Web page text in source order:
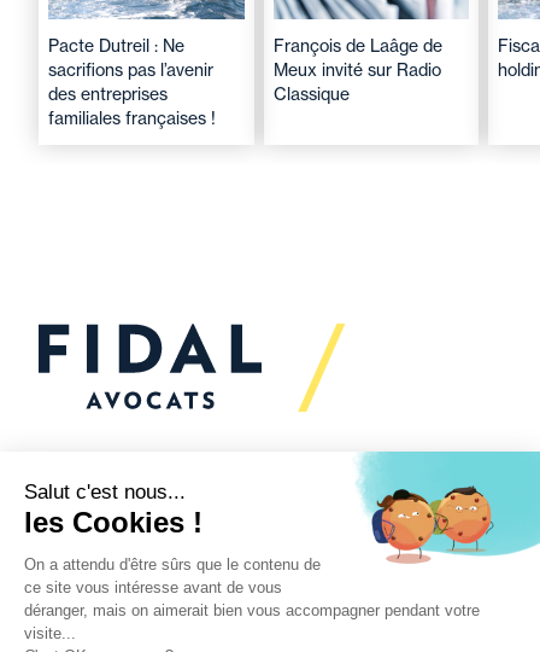
Pacte Dutreil : Ne
sacrifions pas l’avenir
des entreprises
familiales françaises !
François de Laâge de
Meux invité sur Radio
Classique
Vous souhaitez échanger
avec nous ?
Nous sommes
à votre écoute